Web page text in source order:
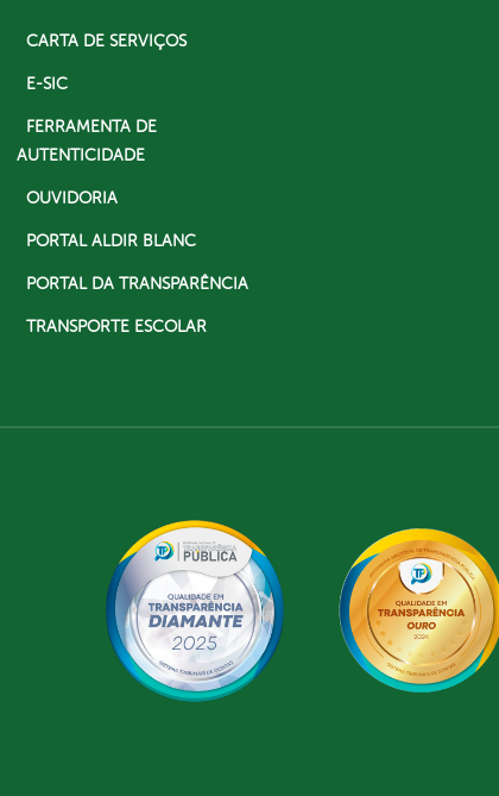
CARTA DE SERVIÇOS
E-SIC
FERRAMENTA DE
AUTENTICIDADE
OUVIDORIA
PORTAL ALDIR BLANC
PORTAL DA TRANSPARÊNCIA
TRANSPORTE ESCOLAR